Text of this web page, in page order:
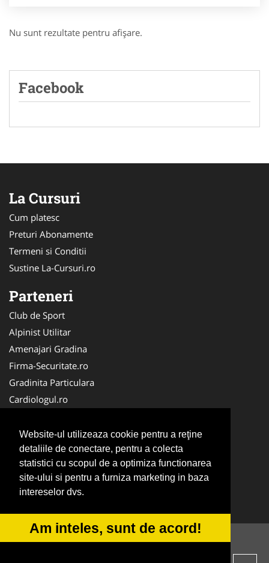
Website-ul utilizeaza cookie pentru a reţine
detaliile de conectare, pentru a colecta
statistici cu scopul de a optimiza functionarea
site-ului si pentru a furniza marketing in baza
intereselor dvs.
Am inteles, sunt de acord!
Nu sunt rezultate pentru afişare.
Facebook
La Cursuri
Cum platesc
Preturi Abonamente
Termeni si Conditii
Sustine La-Cursuri.ro
Parteneri
Club de Sport
Alpinist Utilitar
Amenajari Gradina
Firma-Securitate.ro
Gradinita Particulara
Cardiologul.ro
Service-Reparatii.com
Ambalaje Romania
Cabinet-Individual.ro
CentruInchirieri.ro